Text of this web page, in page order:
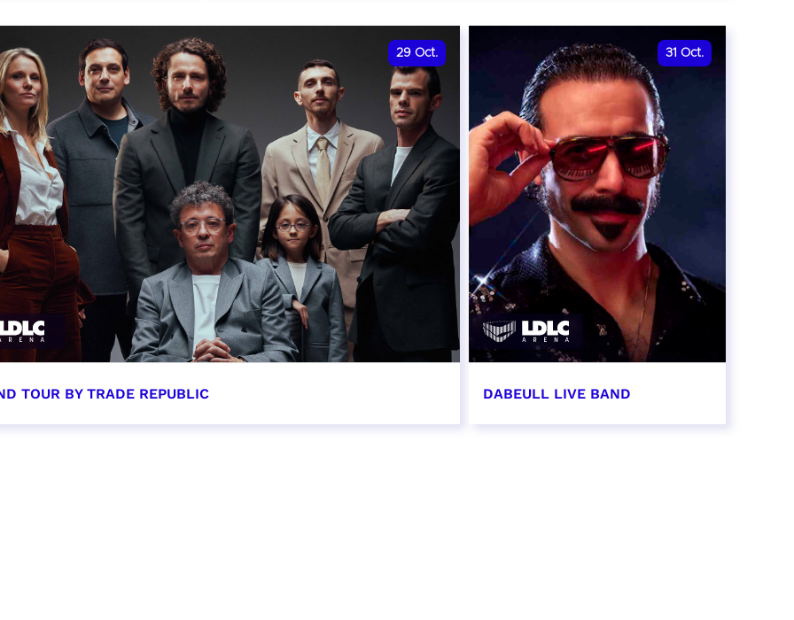
heure à confirmer
29 Oct.
TOUR BY TRADE REPUBLIC
31 Oct.
DABEULL LIVE BAND